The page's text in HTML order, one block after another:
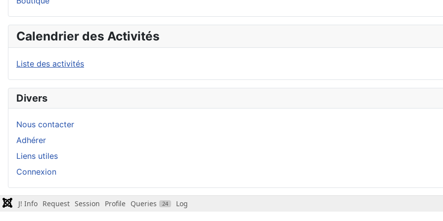
Calendrier des Activités
Liste des activités
Divers
Nous contacter
Adhérer
Liens utiles
Connexion
J! Info Request Session Profile Queries 24 Log